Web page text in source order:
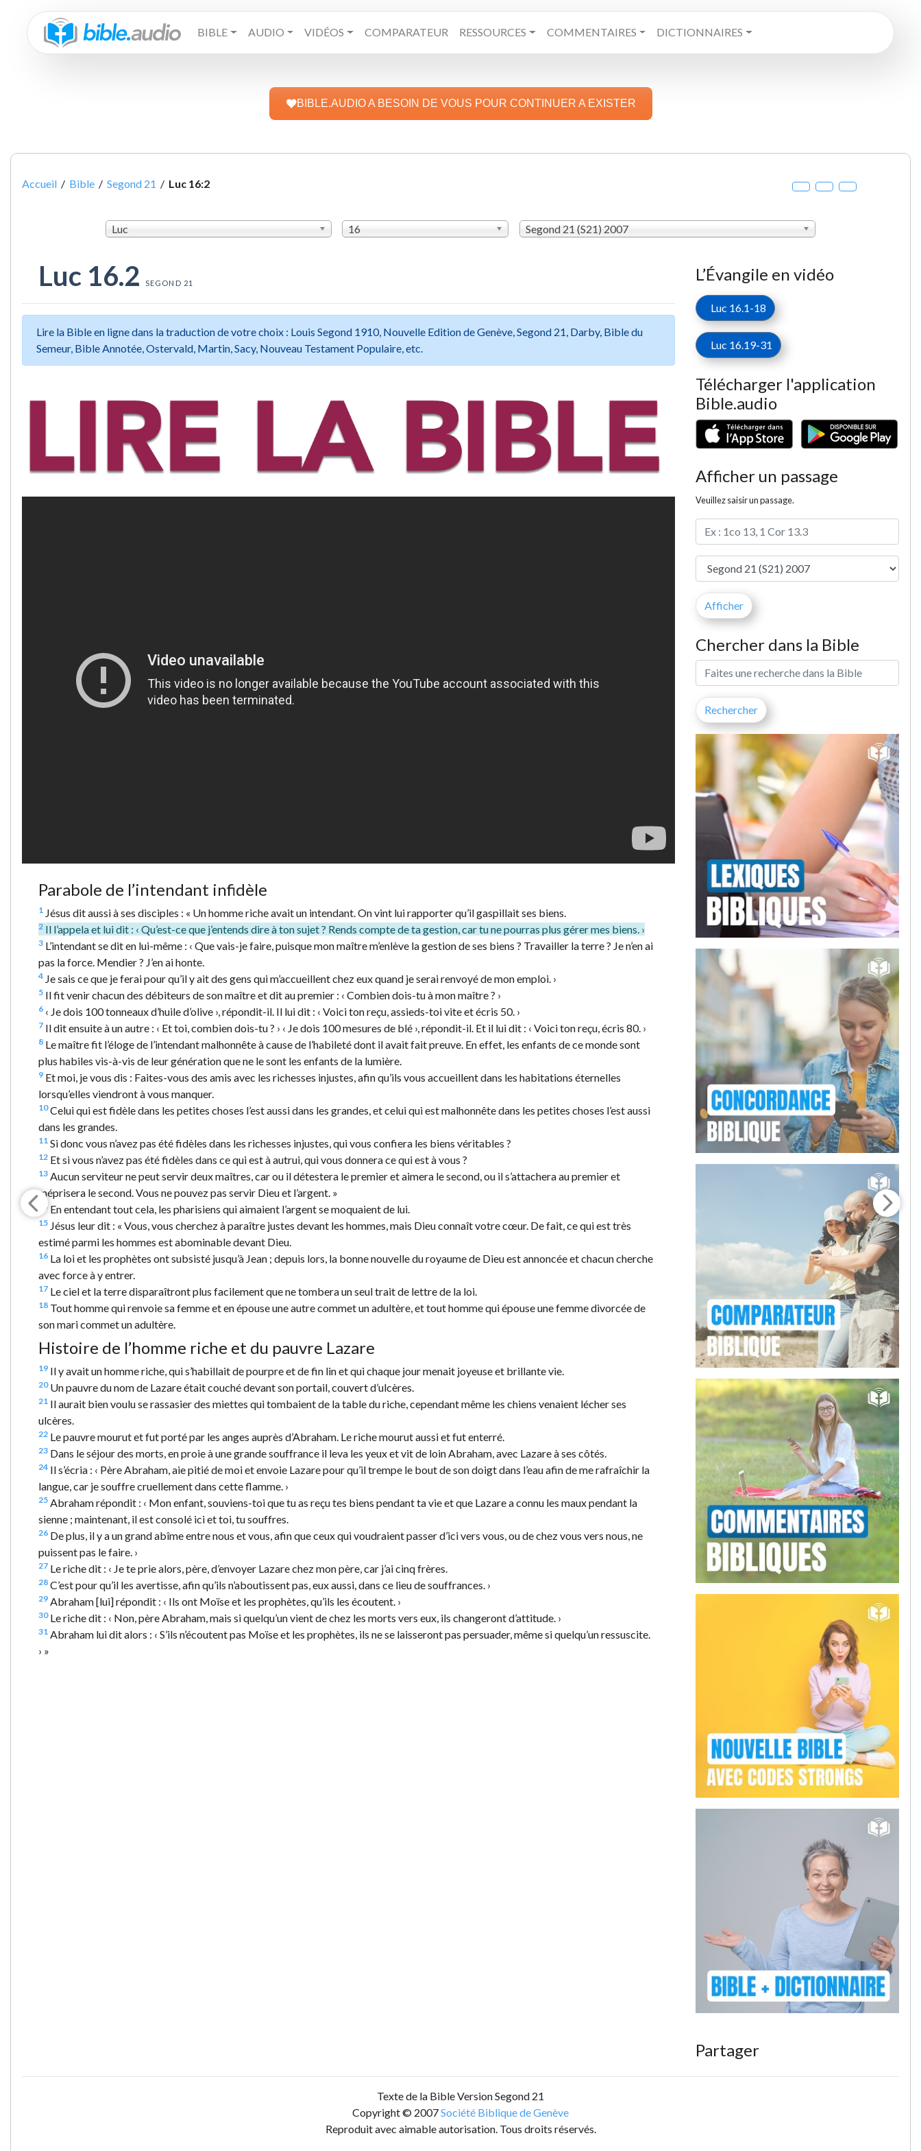
BIBLE AUDIO VIDÉOS COMPARATEUR RESSOURCES COMMENTAIRES DICTIONNAIRES
BIBLE.AUDIO A BESOIN DE VOUS POUR CONTINUER A EXISTER
Accueil / Bible / Segond 21 / Luc 16:2
Luc 16 Segond 21 (S21) 2007
Luc 16.2 SEGOND 21
Lire la Bible en ligne dans la traduction de votre choix : Louis Segond 1910, Nouvelle Edition de Genève, Segond 21, Darby, Bible du
Semeur, Bible Annotée, Ostervald, Martin, Sacy, Nouveau Testament Populaire, etc.
Parabole de l’intendant infidèle
1 Jésus dit aussi à ses disciples : « Un homme riche avait un intendant. On vint lui rapporter qu’il gaspillait ses biens.
2 Il l’appela et lui dit : ‹ Qu’est-ce que j’entends dire à ton sujet ? Rends compte de ta gestion, car tu ne pourras plus gérer mes biens. ›
3 L’intendant se dit en lui-même : ‹ Que vais-je faire, puisque mon maître m’enlève la gestion de ses biens ? Travailler la terre ? Je n’en ai
pas la force. Mendier ? J’en ai honte.
4 Je sais ce que je ferai pour qu’il y ait des gens qui m’accueillent chez eux quand je serai renvoyé de mon emploi. ›
5 Il fit venir chacun des débiteurs de son maître et dit au premier : ‹ Combien dois-tu à mon maître ? ›
6 ‹ Je dois 100 tonneaux d’huile d’olive ›, répondit-il. Il lui dit : ‹ Voici ton reçu, assieds-toi vite et écris 50. ›
7 Il dit ensuite à un autre : ‹ Et toi, combien dois-tu ? › ‹ Je dois 100 mesures de blé ›, répondit-il. Et il lui dit : ‹ Voici ton reçu, écris 80. ›
8 Le maître fit l’éloge de l’intendant malhonnête à cause de l’habileté dont il avait fait preuve. En effet, les enfants de ce monde sont
plus habiles vis-à-vis de leur génération que ne le sont les enfants de la lumière.
9 Et moi, je vous dis : Faites-vous des amis avec les richesses injustes, afin qu’ils vous accueillent dans les habitations éternelles
lorsqu’elles viendront à vous manquer.
10Celui qui est fidèle dans les petites choses l’est aussi dans les grandes, et celui qui est malhonnête dans les petites choses l’est aussi
dans les grandes.
11 Si donc vous n’avez pas été fidèles dans les richesses injustes, qui vous confiera les biens véritables ?
12 Et si vous n’avez pas été fidèles dans ce qui est à autrui, qui vous donnera ce qui est à vous ?
13 Aucun serviteur ne peut servir deux maîtres, car ou il détestera le premier et aimera le second, ou il s’attachera au premier et
méprisera le second. Vous ne pouvez pas servir Dieu et l’argent. »
14 En entendant tout cela, les pharisiens qui aimaient l’argent se moquaient de lui.
15 Jésus leur dit : « Vous, vous cherchez à paraître justes devant les hommes, mais Dieu connaît votre cœur. De fait, ce qui est très
estimé parmi les hommes est abominable devant Dieu.
16 La loi et les prophètes ont subsisté jusqu’à Jean ; depuis lors, la bonne nouvelle du royaume de Dieu est annoncée et chacun cherche
avec force à y entrer.
17 Le ciel et la terre disparaîtront plus facilement que ne tombera un seul trait de lettre de la loi.
18 Tout homme qui renvoie sa femme et en épouse une autre commet un adultère, et tout homme qui épouse une femme divorcée de
son mari commet un adultère.
Histoire de l’homme riche et du pauvre Lazare
19 Il y avait un homme riche, qui s’habillait de pourpre et de fin lin et qui chaque jour menait joyeuse et brillante vie.
20Un pauvre du nom de Lazare était couché devant son portail, couvert d’ulcères.
21 Il aurait bien voulu se rassasier des miettes qui tombaient de la table du riche, cependant même les chiens venaient lécher ses
ulcères.
22 Le pauvre mourut et fut porté par les anges auprès d’Abraham. Le riche mourut aussi et fut enterré.
23 Dans le séjour des morts, en proie à une grande souffrance il leva les yeux et vit de loin Abraham, avec Lazare à ses côtés.
24 Il s’écria : ‹ Père Abraham, aie pitié de moi et envoie Lazare pour qu’il trempe le bout de son doigt dans l’eau afin de me rafraîchir la
langue, car je souffre cruellement dans cette flamme. ›
25 Abraham répondit : ‹ Mon enfant, souviens-toi que tu as reçu tes biens pendant ta vie et que Lazare a connu les maux pendant la
sienne ; maintenant, il est consolé ici et toi, tu souffres.
26 De plus, il y a un grand abîme entre nous et vous, afin que ceux qui voudraient passer d’ici vers vous, ou de chez vous vers nous, ne
puissent pas le faire. ›
27 Le riche dit : ‹ Je te prie alors, père, d’envoyer Lazare chez mon père, car j’ai cinq frères.
28 C’est pour qu’il les avertisse, afin qu’ils n’aboutissent pas, eux aussi, dans ce lieu de souffrances. ›
29 Abraham [lui] répondit : ‹ Ils ont Moïse et les prophètes, qu’ils les écoutent. ›
30Le riche dit : ‹ Non, père Abraham, mais si quelqu’un vient de chez les morts vers eux, ils changeront d’attitude. ›
31 Abraham lui dit alors : ‹ S’ils n’écoutent pas Moïse et les prophètes, ils ne se laisseront pas persuader, même si quelqu’un ressuscite.
› »
L’Évangile en vidéo
Luc 16.1-18
Luc 16.19-31
Télécharger l'application
Bible.audio
Afficher un passage
Veuillez saisir un passage.
Chercher dans la Bible
Partager
Texte de la Bible Version Segond 21
Copyright © 2007Société Biblique de Genève
Reproduit avec aimable autorisation. Tous droits réservés.